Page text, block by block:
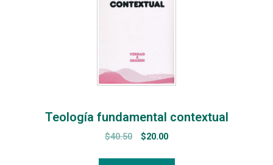
Teología fundamental contextual
$40.50 $20.00